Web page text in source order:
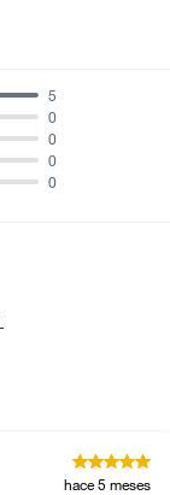
0
0
0
0
5
hace 5 meses